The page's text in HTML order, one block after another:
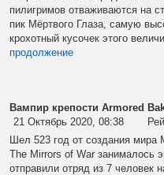
пилигримов отваживаются на
пик Мёртвого Глаза, самую
крохотный кусочек этого
продолжение
Вампир крепости Armored
21 Октябрь 2020, 08:38
Шел 523 год от создания мира
The Mirrors of War занималось
отправили отряд из 7 человек